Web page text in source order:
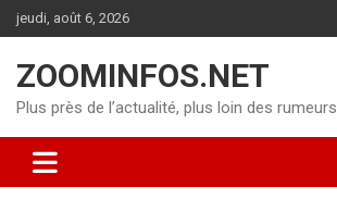
Aller
au
jeudi, août 6, 2026
ZOOMINFOS.NET
Plus près de l’actualité, plus loin des rumeurs